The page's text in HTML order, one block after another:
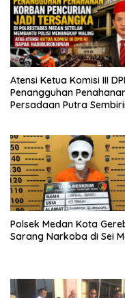
Atensi Ketua Komisi III
Penangguhan
Persadaan Putra
Polsek Medan Kota
Sarang Narkoba di Sei